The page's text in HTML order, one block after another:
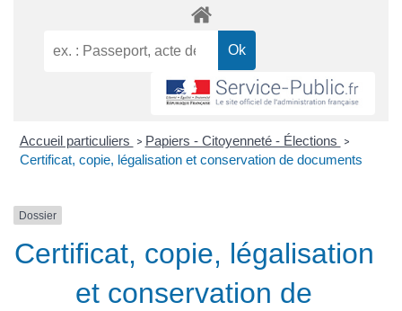
Accueil particuliers > Papiers - Citoyenneté - Élections >
Certificat, copie, légalisation et conservation de documents
Dossier
Certificat, copie, légalisation
et conservation de